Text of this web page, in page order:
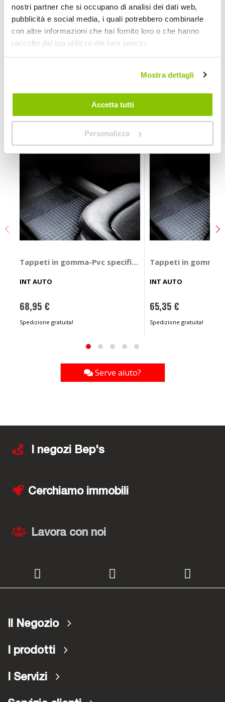
nostri partner che si occupano di analisi dei dati web,
pubblicità e social media, i quali potrebbero combinarle
con altre informazioni che hai fornito loro o che hanno
raccolto dal tuo utilizzo dei loro servizi.
Mostra dettagli
Accetta tutti
Personalizza
LAMPA
Gomma Nero
Mercedes V Class 2014 > cambio automatico
POTREBBERO INTERESSARTI
Tappeti in gomma-Pvc specifico - INT AUTO Honda
INT AUTO
68,95 €
Spedizione gratuita!
Tappeti in gomma-
INT AUTO
65,35 €
Spedizione gratuita!
Serve aiuto?
I negozi Bep's
Cerchiamo immobili
Lavora con noi
Il Negozio
I prodotti
I Servizi